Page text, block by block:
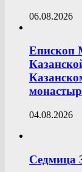
06.08.2026
Епископ
04.08.2026
Седмица